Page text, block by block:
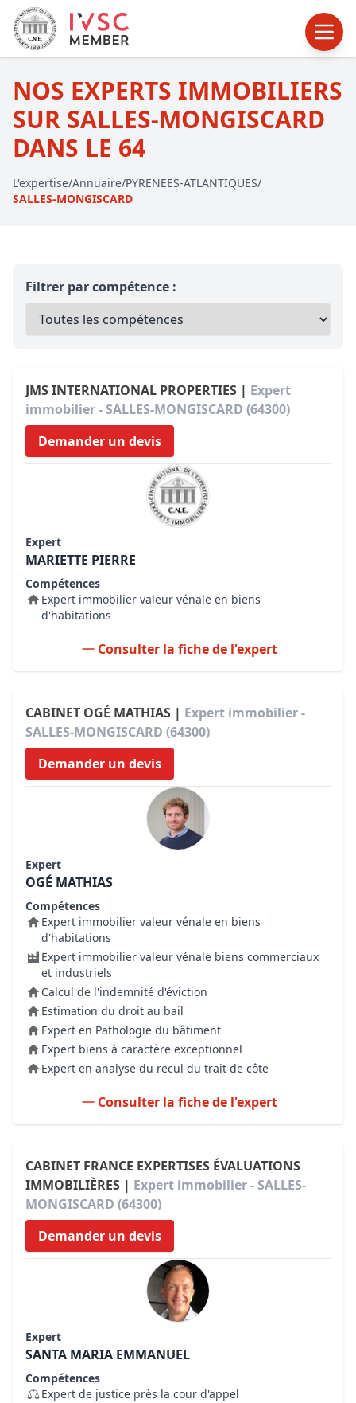
NOS EXPERTS IMMOBILIERS
SUR SALLES-MONGISCARD
DANS LE 64
L'expertise/Annuaire/PYRENEES-ATLANTIQUES/
SALLES-MONGISCARD
Filtrer par compétence :
JMS INTERNATIONAL PROPERTIES | Expert
immobilier - SALLES-MONGISCARD (64300)
Demander un devis
Expert
MARIETTE PIERRE
Compétences
Expert immobilier valeur vénale en biens
d'habitations
Consulter la fiche de l'expert
CABINET OGÉ MATHIAS | Expert immobilier -
SALLES-MONGISCARD (64300)
Demander un devis
Expert
OGÉ MATHIAS
Compétences
Expert immobilier valeur vénale en biens
d'habitations
Expert immobilier valeur vénale biens commerciaux
et industriels
Calcul de l'indemnité d'éviction
Estimation du droit au bail
Expert en Pathologie du bâtiment
Expert biens à caractère exceptionnel
Expert en analyse du recul du trait de côte
Consulter la fiche de l'expert
CABINET FRANCE EXPERTISES ÉVALUATIONS
IMMOBILIÈRES | Expert immobilier - SALLES-
MONGISCARD (64300)
Demander un devis
Expert
SANTA MARIA EMMANUEL
Compétences
Expert de justice près la cour d'appel